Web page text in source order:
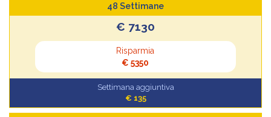
48 Settimane
€ 7130
Risparmia
€ 5350
Settimana aggiuntiva
€ 135